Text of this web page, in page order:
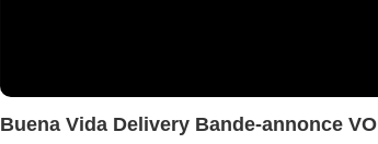
Buena Vida Delivery Bande-annonce VO